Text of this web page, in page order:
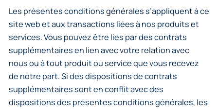
Les présentes conditions générales s’appliquent à ce
site web et aux transactions liées à nos produits et
services. Vous pouvez être liés par des contrats
supplémentaires en lien avec votre relation avec
nous ou à tout produit ou service que vous recevez
de notre part. Si des dispositions de contrats
supplémentaires sont en conflit avec des
dispositions des présentes conditions générales, les